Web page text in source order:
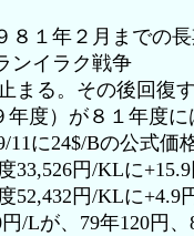
１年２月までの長
ンイラク戦争
。その後回復す
度）が８１年度に
11に24$/Bの公式価
33,526円/KLに
52,432円/KLに+4.9
/Lが、79年120円、